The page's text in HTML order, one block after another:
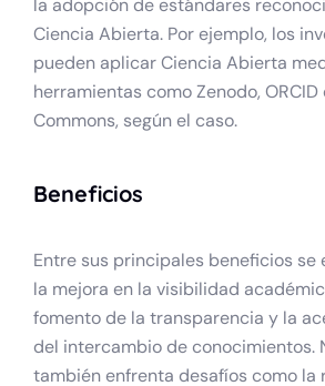
la adopción de estándares
Ciencia Abierta. Por ejemplo, los
pueden aplicar Ciencia Abierta
herramientas como Zenodo,
Commons, según el caso.
Beneficios
Entre sus principales beneficios se
la mejora en la visibilidad
fomento de la transparencia y la
del intercambio de conocimientos.
también enfrenta desafíos como la